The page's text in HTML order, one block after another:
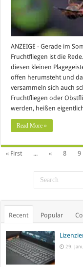
ANZEIGE - Gerade im
Fruchtfliegen ist die
diesen kleinen
offen herumsteht und
versammeln sich auch
Fruchtfliegen oder
werden, heißen
Read More »
« First ... « 8 9
Recent Popular
29.